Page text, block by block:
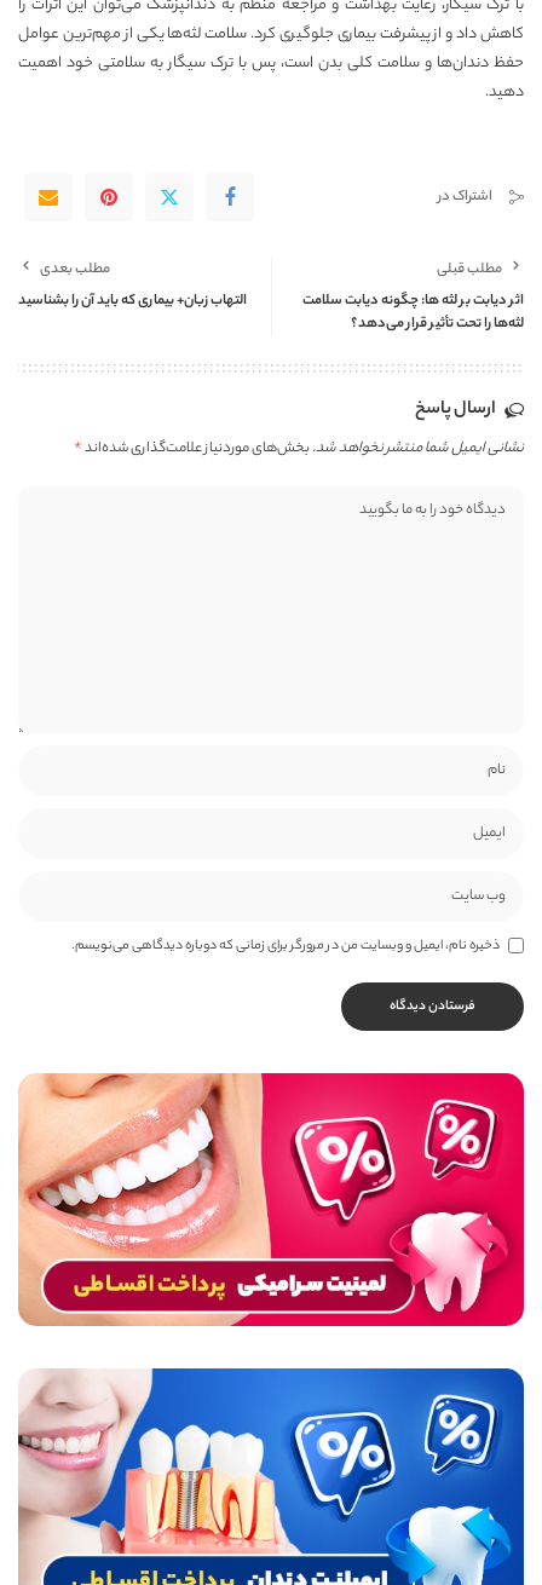
با ترک سیگار، رعایت بهداشت و مراجعه منظم به دندانپزشک می‌توان این اثرات را
کاهش داد و از پیشرفت بیماری جلوگیری کرد. سلامت لثه‌ها یکی از مهم‌ترین عوامل
حفظ دندان‌ها و سلامت کلی بدن است، پس با ترک سیگار به سلامتی خود اهمیت
دهید.
اشتراک در
مطلب قبلی
اثر دیابت بر لثه ها: چگونه دیابت سلامت
لثه‌ها را تحت تأثیر قرار می‌دهد؟
مطلب بعدی
التهاب زبان+ بیماری که باید آن را بشناسید
ارسال پاسخ
نشانی ایمیل شما منتشر نخواهد شد.بخش‌های موردنیاز علامت‌گذاری شده‌اند*
ذخیره نام، ایمیل و وبسایت من در مرورگر برای زمانی که دوباره دیدگاهی می‌نویسم.